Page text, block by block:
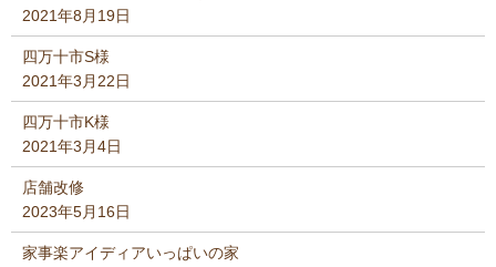
2021年8月19日
四万十市S様
2021年3月22日
四万十市K様
2021年3月4日
店舗改修
2023年5月16日
家事楽アイディアいっぱいの家